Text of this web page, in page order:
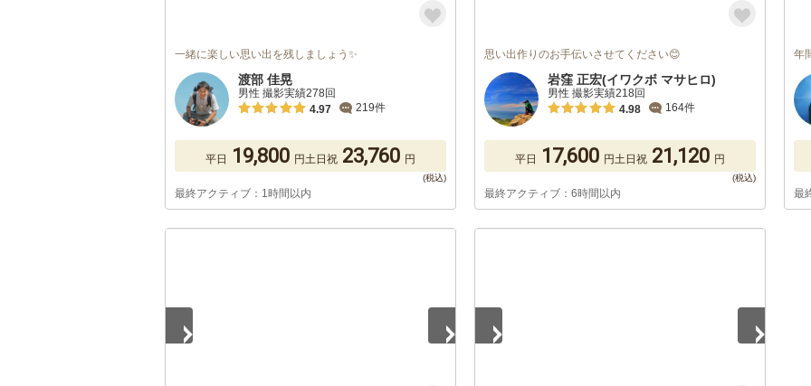
一緒に楽しい思い出を残しましょう✨
渡部 佳晃
男性 撮影実績278回
4.97
219件
平日 19,800 円土日祝 23,760 円
最終アクティブ：1時間以内
思い出作りのお手伝いさせてください😊
岩窪 正宏(イワクボ マサヒロ)
男性 撮影実績218回
4.98
164件
平日 17,600 円土日祝 21,120 円
最終アクティブ：6時間以内
年
最